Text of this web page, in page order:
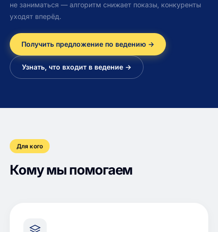
не заниматься — алгоритм снижает показы, конкуренты
уходят вперёд.
Получить предложение по ведению →
Узнать, что входит в ведение →
Для кого
Кому мы помогаем